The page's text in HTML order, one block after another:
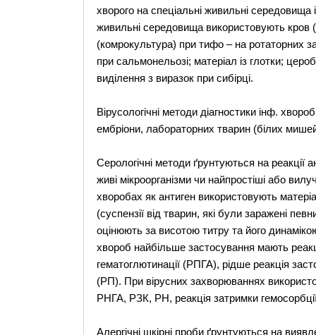
хворого на спеціальні живильні середовища
живильні середовища використовують кров
(комрокультура) при тифо – на ротаторних
при сальмонельозі; матеріал із глотки;
виділення з виразок при сибірці.
Вірусологічні методи діагностики інф.
ембріони, лабораторних тварин (білих
Серологічні методи ґрунтуються на реакції
живі мікроорганізми чи найпростіші або
хворобах як антиген використовують
(суспензії від тварин, які були заражені
оцінюють за висотою титру та його
хвороб найбільше застосування мають
гематоглютинації (РПГА), рідше реакція
(РП). При вірусних захворюваннях
РНГА, РЗК, РН, реакція затримки
Алергічні шкірні проби ґрунтуються на